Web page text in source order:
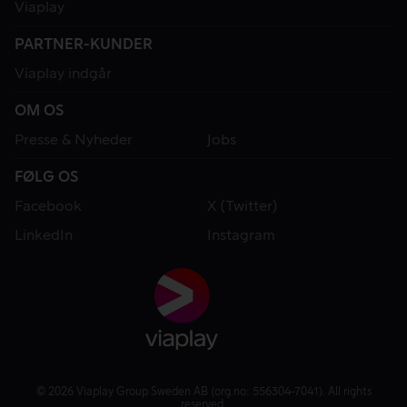
Viaplay
PARTNER-KUNDER
Viaplay indgår
OM OS
Presse & Nyheder
Jobs
FØLG OS
Facebook
X (Twitter)
LinkedIn
Instagram
© 2026 Viaplay Group Sweden AB (org.no: 556304-7041). All rights
reserved.